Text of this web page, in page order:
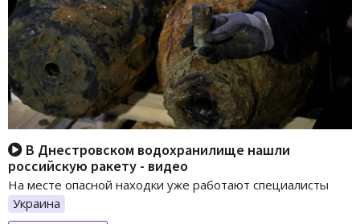
В Днестровском водохранилище нашли
российскую ракету - видео
На месте опасной находки уже работают специалисты
Украина